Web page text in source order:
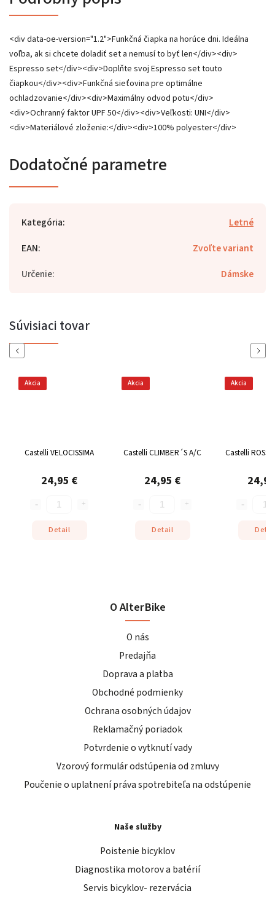
<div data-oe-version="1.2">Funkčná čiapka na horúce dni. Ideálna
voľba, ak si chcete doladiť set a nemusí to byť len</div><div>
Espresso set</div><div>Doplňte svoj Espresso set touto
čiapkou</div><div>Funkčná sieťovina pre optimálne
ochladzovanie</div><div>Maximálny odvod potu</div>
<div>Ochranný faktor UPF 50</div><div>Veľkosti: UNI</div>
<div>Materiálové zloženie:</div><div>100% polyester</div>
Dodatočné parametre
Kategória:
Letné
EAN:
Zvoľte variant
Určenie: Dámske
Súvisiaci tovar
Previous
Akcia
Castelli VELOCISSIMA
24,95 €
Detail
Akcia
Castelli CLIMBER´S A/C
24,95 €
Detail
Akcia
Castelli
Next
O AlterBike
O nás
Predajňa
Doprava a platba
Obchodné podmienky
Ochrana osobných údajov
Reklamačný poriadok
Potvrdenie o vytknutí vady
Vzorový formulár odstúpenia od zmluvy
Poučenie o uplatnení práva spotrebiteľa na odstúpenie
Naše služby
Poistenie bicyklov
Diagnostika motorov a batérií
Servis bicyklov- rezervácia